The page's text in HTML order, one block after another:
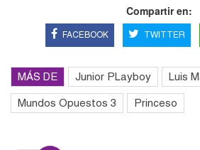
Compartir en:
FACEBOOK TWITTER
MÁS DE Junior PLayboy Luis
Mundos Opuestos 3 Princeso